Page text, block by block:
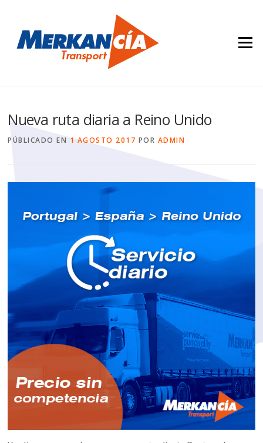
Nueva ruta diaria a Reino Unido
PÚBLICADO EN 1 AGOSTO 2017 POR ADMIN